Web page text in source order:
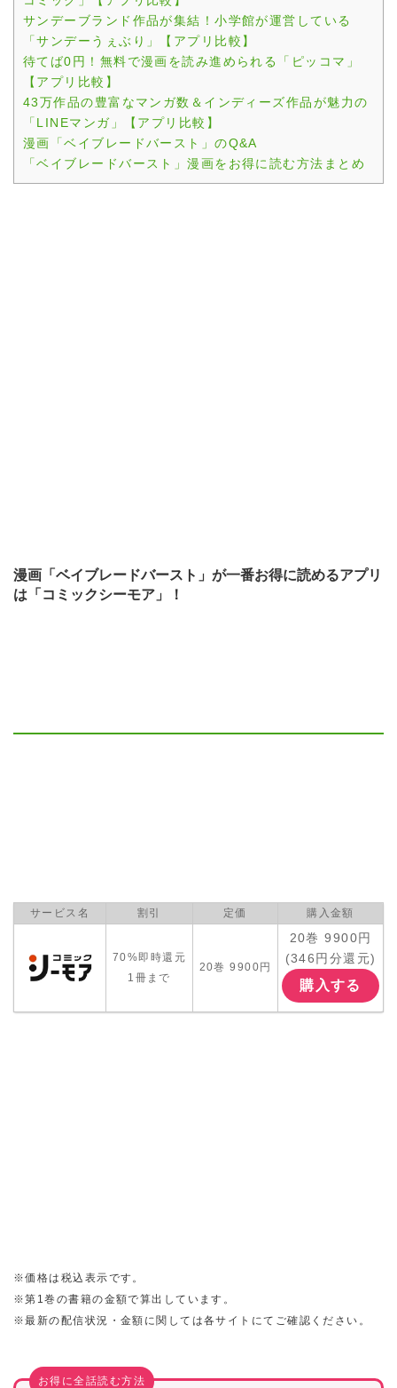
サンデーブランド作品が集結！小学館が運営している
「サンデーうぇぶり」【アプリ比較】
待てば0円！無料で漫画を読み進められる「ピッコマ」
【アプリ比較】
43万作品の豊富なマンガ数＆インディーズ作品が魅力の
「LINEマンガ」【アプリ比較】
漫画「ベイブレードバースト」のQ&A
「ベイブレードバースト」漫画をお得に読む方法まとめ
漫画「ベイブレードバースト」が一番お得に読めるアプリ
は「コミックシーモア」！
サービス名 割引 定価 購入金額
70%即時還元
1冊まで
20巻 9900円
20巻 9900円
(346円分還元)
購入する
※価格は税込表示です。
※第1巻の書籍の金額で算出しています。
※最新の配信状況・金額に関しては各サイトにてご確認ください。
お得に全話読む方法